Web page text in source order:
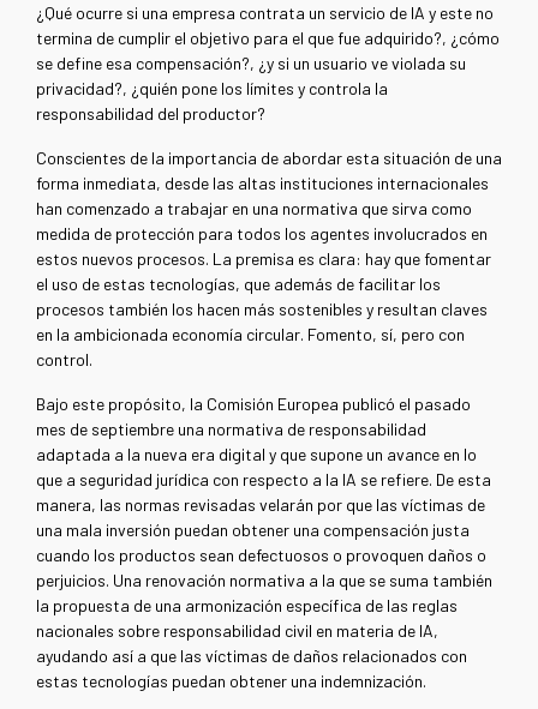
¿Qué ocurre si una empresa contrata un servicio de IA y este no
termina de cumplir el objetivo para el que fue adquirido?, ¿cómo
se define esa compensación?, ¿y si un usuario ve violada su
privacidad?, ¿quién pone los límites y controla la
responsabilidad del productor?
Conscientes de la importancia de abordar esta situación de una
forma inmediata, desde las altas instituciones internacionales
han comenzado a trabajar en una normativa que sirva como
medida de protección para todos los agentes involucrados en
estos nuevos procesos. La premisa es clara: hay que fomentar
el uso de estas tecnologías, que además de facilitar los
procesos también los hacen más sostenibles y resultan claves
en la ambicionada economía circular. Fomento, sí, pero con
control.
Bajo este propósito, la Comisión Europea publicó el pasado
mes de septiembre una normativa de responsabilidad
adaptada a la nueva era digital y que supone un avance en lo
que a seguridad jurídica con respecto a la IA se refiere. De esta
manera, las normas revisadas velarán por que las víctimas de
una mala inversión puedan obtener una compensación justa
cuando los productos sean defectuosos o provoquen daños o
perjuicios. Una renovación normativa a la que se suma también
la propuesta de una armonización específica de las reglas
nacionales sobre responsabilidad civil en materia de IA,
ayudando así a que las víctimas de daños relacionados con
estas tecnologías puedan obtener una indemnización.